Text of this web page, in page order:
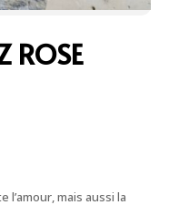
ROSE
mais aussi la